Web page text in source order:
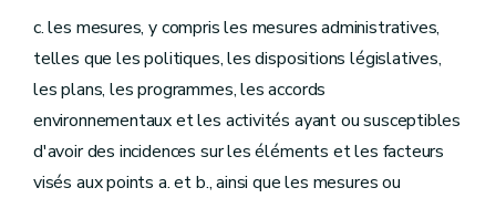
c. les mesures, y compris les mesures administratives,
telles que les politiques, les dispositions législatives,
les plans, les programmes, les accords
environnementaux et les activités ayant ou susceptibles
d'avoir des incidences sur les éléments et les facteurs
visés aux points a. et b., ainsi que les mesures ou